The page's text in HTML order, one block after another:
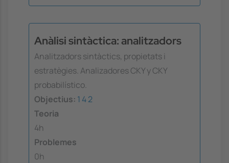
Anàlisi sintàctica: analitzadors
Analitzadors sintàctics, propietats i
estratègies. Analizadores CKY y CKY
probabilístico.
Objectius: 1 42
Teoria
4h
Problemes
0h